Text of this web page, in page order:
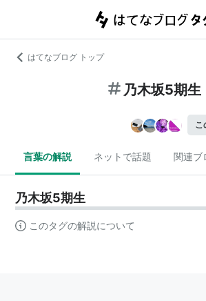
はてなブログ トップ
乃木坂5期生
こ
言葉の解説 ネットで話題 関連ブ
乃木坂5期生
このタグの解説について